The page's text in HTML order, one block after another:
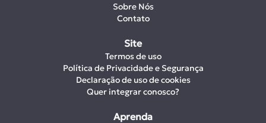
Sobre Nós
Contato
Site
Termos de uso
Política de Privacidade e Segurança
Declaração de uso de cookies
Quer integrar conosco?
Aprenda